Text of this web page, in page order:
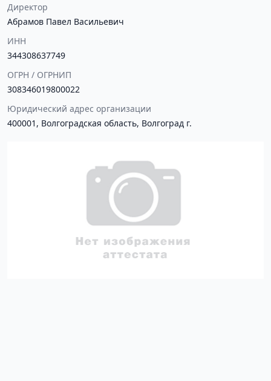
Директор
Абрамов Павел Васильевич
ИНН
344308637749
ОГРН / ОГРНИП
308346019800022
Юридический адрес организации
400001, Волгоградская область, Волгоград г.